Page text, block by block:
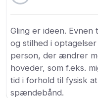
Gling er ideen.
og stilhed i
person, der ændrer
hoveder, som f.eks.
tid i forhold til fysisk
spændebånd.